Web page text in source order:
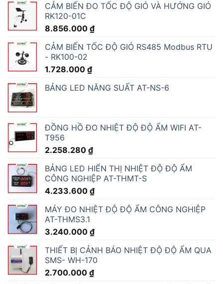
CẢM BIẾN ĐO TỐC ĐỘ GIÓ VÀ HƯỚNG GIÓ
RK120-01C
8.856.000 ₫
CẢM BIẾN TỐC ĐỘ GIÓ RS485 Modbus RTU
- RK100-02
1.728.000 ₫
BẢNG LED NĂNG SUẤT AT-NS-6
ĐỒNG HỒ ĐO NHIỆT ĐỘ ĐỘ ẨM WIFI AT-
T956
2.258.280 ₫
BẢNG LED HIỂN THỊ NHIỆT ĐỘ ĐỘ ẨM
CÔNG NGHIỆP AT-THMT-S
4.233.600 ₫
MÁY ĐO NHIỆT ĐỘ ĐỘ ẨM CÔNG NGHIỆP
AT-THMS3.1
3.240.000 ₫
THIẾT BỊ CẢNH BÁO NHIỆT ĐỘ ĐỘ ẨM QUA
SMS- WH-170
2.700.000 ₫